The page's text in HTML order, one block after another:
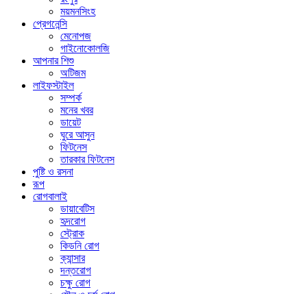
ময়মনসিংহ
প্রেগনেন্সি
মেনোপজ
গাইনোকোলজি
আপনার শিশু
অটিজম
লাইফস্টাইল
সম্পর্ক
মনের খবর
ডায়েট
ঘুরে আসুন
ফিটনেস
তারকার ফিটনেস
পুষ্টি ও রসনা
রূপ
রোগবালাই
ডায়াবেটিস
হৃদরোগ
স্ট্রোক
কিডনি রোগ
ক্যান্সার
দন্তরোগ
চক্ষু রোগ